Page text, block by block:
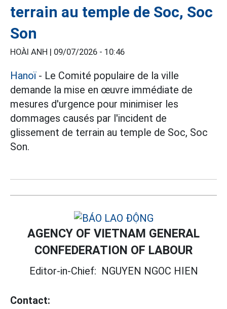
terrain au temple de Soc, Soc
Son
HOÀI ANH | 09/07/2026 - 10:46
Hanoï- Le Comité populaire de la ville
demande la mise en œuvre immédiate de
mesures d'urgence pour minimiser les
dommages causés par l'incident de
glissement de terrain au temple de Soc, Soc
Son.
AGENCY OF VIETNAM GENERAL
CONFEDERATION OF LABOUR
Editor-in-Chief: NGUYEN NGOC HIEN
Contact: